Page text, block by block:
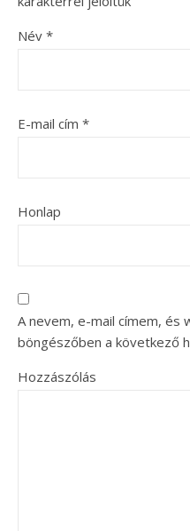
Név *
E-mail cím *
Honlap
A nevem, e-mail címem, és
böngészőben a következő
Hozzászólás